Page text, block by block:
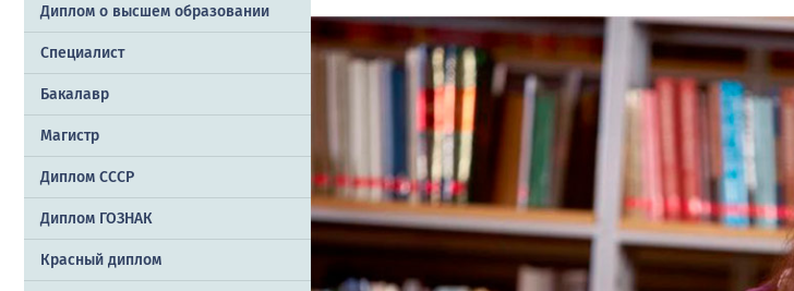
Диплом о высшем образовании
Специалист
Бакалавр
Магистр
Диплом СССР
Диплом ГОЗНАК
Красный диплом